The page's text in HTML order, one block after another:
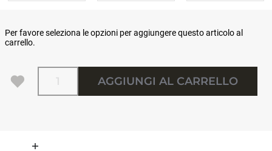
Per favore seleziona le opzioni per aggiungere questo articolo al
carrello.
Quantità
AGGIUNGI AL CARRELLO